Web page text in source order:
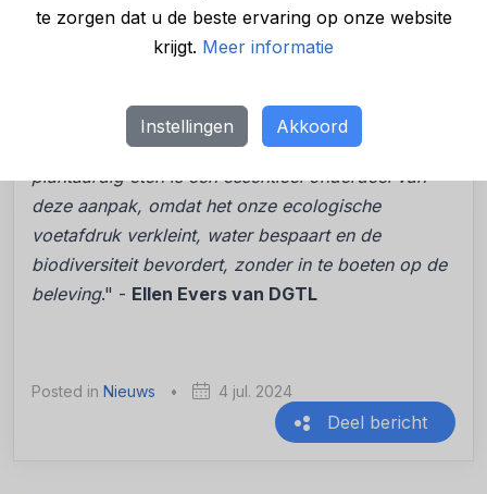
te zorgen dat u de beste ervaring op onze website
krijgt. Meer informatie
Instellingen Akkoord
Margriet Colenbrander van MOMO
Als festivalorganisatie is het onze
en bewust te maken van hun bijdrage aan
duurzaamheid. Het aanbieden van lekker 100%
plantaardig eten is een essentieel onderdeel van
deze aanpak, omdat het onze ecologische
voetafdruk verkleint, water bespaart en de
biodiversiteit bevordert, zonder in te boeten op de
beleving." - Ellen Evers van DGTL
Posted in Nieuws • 4 jul. 2024
Deel bericht